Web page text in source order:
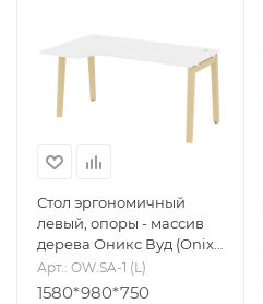
Стол эргономичный
левый, опоры - массив
дерева Оникс Вуд (Onix
Wood) OW.SA-1 (L)
Арт.: OW.SA-1 (L)
1580*980*750